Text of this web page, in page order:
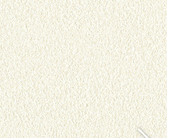
シミュレーション